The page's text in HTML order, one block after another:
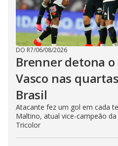
DO R7/06/08/2026
Brenner detona
Vasco nas
Brasil
Atacante fez um gol em cada
Maltino, atual vice-campeão
Tricolor